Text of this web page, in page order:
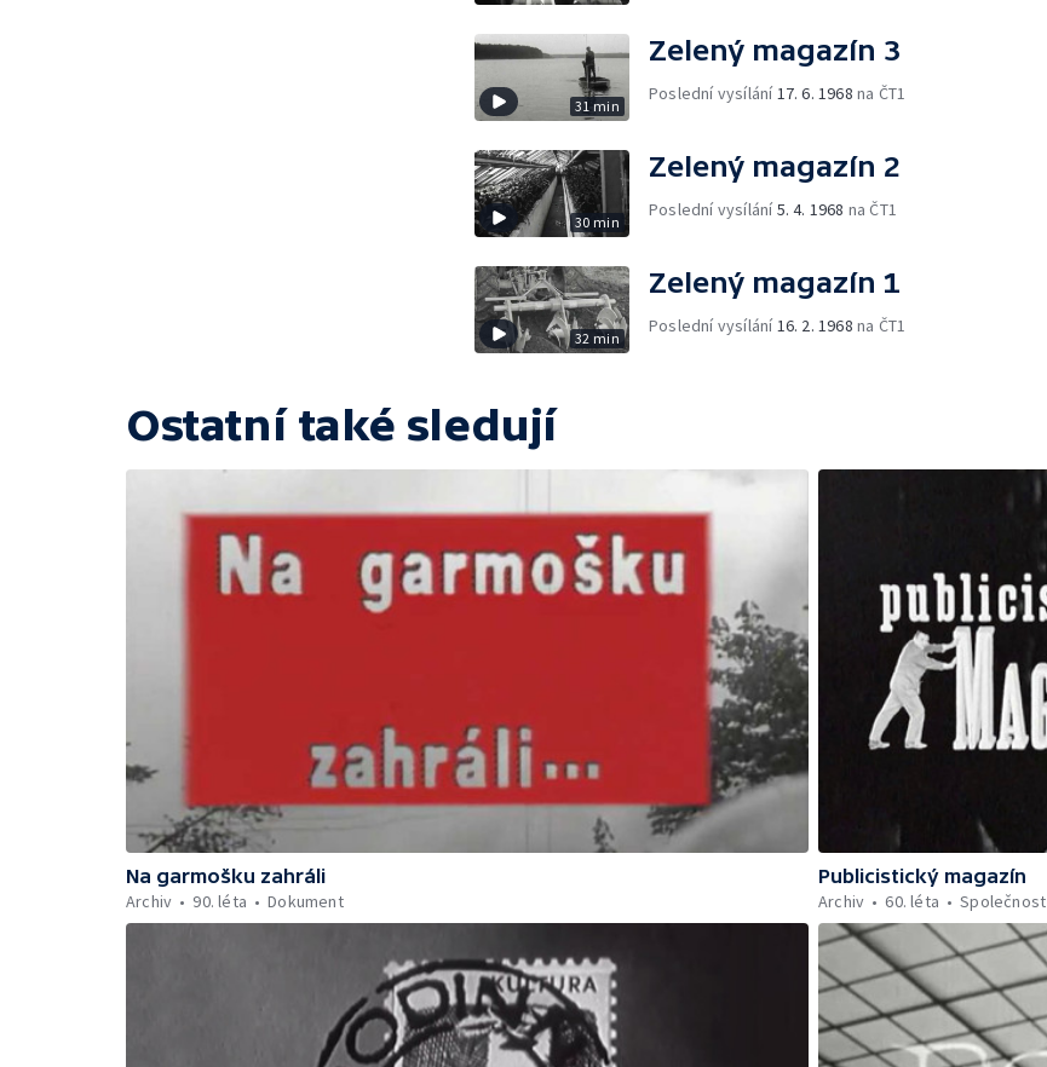
31 min
Zelený magazín 3
Poslední vysílání17. 6. 1968 na ČT1
30 min
Zelený magazín 2
Poslední vysílání5. 4. 1968 na ČT1
32 min
Zelený magazín 1
Poslední vysílání16. 2. 1968 na ČT1
Ostatní také sledují
Na garmošku zahráli
Archiv
90. léta Dokument
Publicistický magazín
Archiv
60. léta Společnost